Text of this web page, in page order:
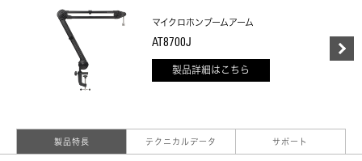
マイクロホンブームアーム
AT8700J
製品詳細はこちら
製品特長 テクニカルデータ サポート